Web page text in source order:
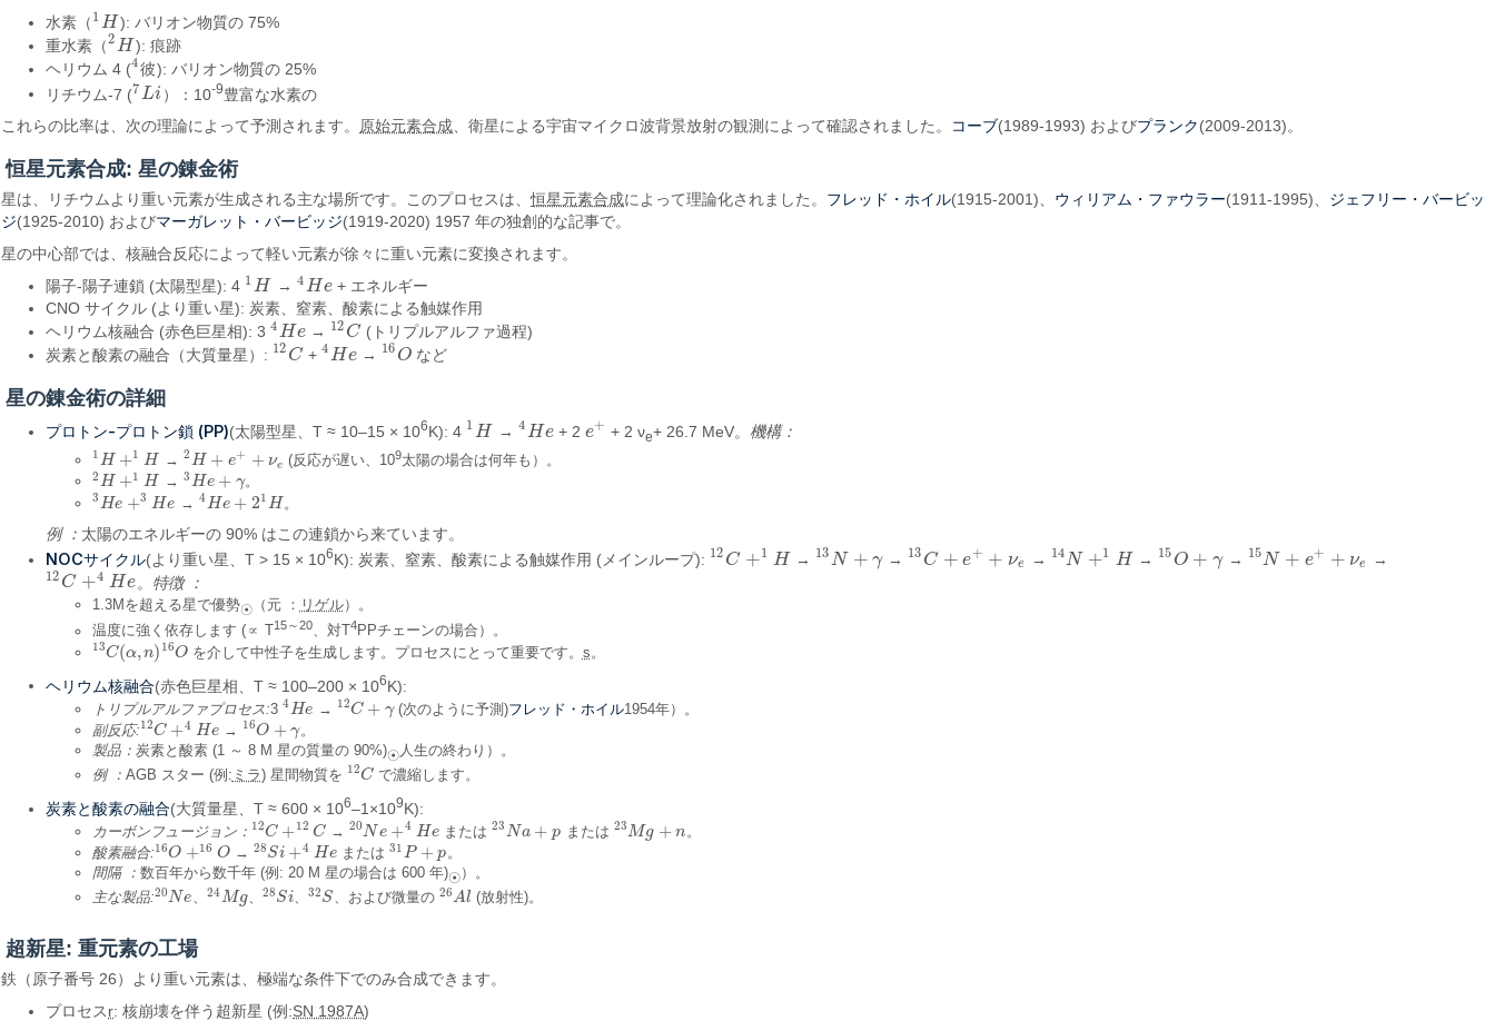
水素（ 1 H
1H ): バリオン物質の 75%
重水素（2H
2H ): 痕跡
ヘリウム 4 (4彼
4彼): バリオン物質の 25%
リチウム-7 (7Li
7Li ）：10-9豊富な水素の
これらの比率は、次の理論によって予測されます。 原始元素合成 、衛星による宇宙マイクロ波背景放射の観測によって確認されました。 コーブ(1989-1993) およびプランク(2009-2013)。
恒星元素合成: 星の錬金術
星は、リチウムより重い元素が生成される主な場所です。このプロセスは、恒星元素合成によって理論化されました。 フレッド・ホイル(1915-2001)、 ウィリアム・ファウラー(1911-1995)、 ジェフリー・バービッ
ジ(1925-2010) およびマーガレット・バービッジ(1919-2020) 1957 年の独創的な記事で。
星の中心部では、核融合反応によって軽い元素が徐々に重い元素に変換されます。
陽子-陽子連鎖 (太陽型星): 4 1 H
1H →4He
4He
+ エネルギー
CNO サイクル (より重い星): 炭素、窒素、酸素による触媒作用
ヘリウム核融合 (赤色巨星相): 34He
4He → 12 C
12C (トリプルアルファ過程)
炭素と酸素の融合（大質量星）: 12 C
12C +4He
4He → 16 O
16O など
星の錬金術の詳細
プロトン-プロトン鎖 (PP)(太陽型星、T ≈ 10–15 × 106K): 4 1H
1H →4He
4He + 2e+
e + + 2 νe+ 26.7 MeV。 機構：
1H +1 H
1H+ 1H →2H + e+ + νe
2H+ e+ +νe (反応が遅い、109太陽の場合は何年も）。
2H +1 H
2H+ 1H →3He + γ
3He+ γ 。
3He +3 He
3He+ 3He →4He + 21H
4He+ 21 H 。
例 ： 太陽のエネルギーの 90% はこの連鎖から来ています。
NOCサイクル(より重い星、T > 15 × 106K): 炭素、窒素、酸素による触媒作用 (メインループ): 12 C +1 H
12C+1H → 13N + γ
13N+ γ → 13 C + e+ + νe
13C+e++νe → 14N +1 H
14N+ 1H → 15 O + γ
15O +γ → 15N + e+ + νe
15N+ e+ +νe →
12 C +4 He
12C+4H e 。 特徴 ：
1.3Mを超える星で優勢☉ （元 ： リゲル）。
温度に強く依存します (∝ T15～20、対T4PPチェーンの場合）。
13C(α,n) 16O
13C(α,n)16O を介して中性子を生成します。プロセスにとって重要です。 s 。
ヘリウム核融合(赤色巨星相、T ≈ 100–200 × 106K):
トリプルアルファプロセス:3 4He
4He → 12C + γ
12C+γ (次のように予測)フレッド・ホイル1954年）。
副反応:12C +4 He
12C+4H e → 16O + γ
16O +γ
。
製品： 炭素と酸素 (1 ～ 8 M 星の質量の 90%)☉人生の終わり）。
例 ： AGB スター (例: ミラ) 星間物質を 12C
12C で濃縮します。
炭素と酸素の融合(大質量星、T ≈ 600 × 106–1×109K):
カーボンフュージョン： 12C +12 C
12C+12C →20N e +4 He
20Ne+4He または23Na + p
23Na+ p または 23Mg + n
23Mg+ n
。
酸素融合:16O +16 O
16O+16O → 28Si +4 He
28Si+4H e または31P + p
31P+p
。
間隔 ： 数百年から数千年 (例: 20 M 星の場合は 600 年)☉）。
主な製品:20Ne
20Ne 、24Mg
24Mg 、28Si
28Si、 32S
32S、および微量の 26Al
26Al (放射性)。
超新星: 重元素の工場
鉄（原子番号 26）より重い元素は、極端な条件下でのみ合成できます。
プロセスr: 核崩壊を伴う超新星 (例:SN 1987A)